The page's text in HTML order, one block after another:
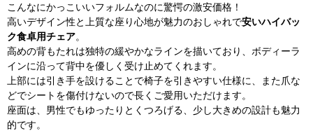
こんなにかっこいいフォルムなのに驚愕の激安価格！
高いデザイン性と上質な座り心地が魅力のおしゃれで安いハイバッ
ク食卓用チェア。
高めの背もたれは独特の緩やかなラインを描いており、ボディーラ
インに沿って背中を優しく受け止めてくれます。
上部には引き手を設けることで椅子を引きやすい仕様に、また爪な
どでシートを傷付けないので長くご愛用いただけます。
座面は、男性でもゆったりとくつろげる、少し大きめの設計も魅力
的です。